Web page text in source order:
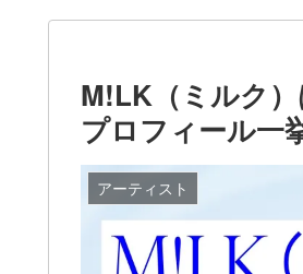
M!LK（ミルク
プロフィール一
アーティスト